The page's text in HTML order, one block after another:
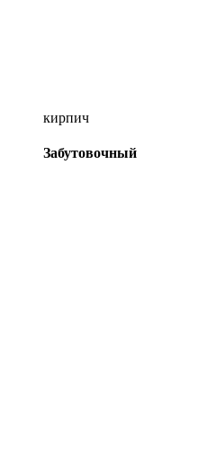
кирпич
Забутовочный